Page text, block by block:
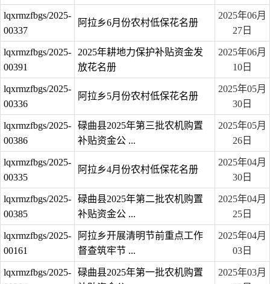
lqxrmzfbgs/2025-
00337
阿拉乡6月份农村低保花名册
2025年06月
27日
lqxrmzfbgs/2025-
00391
2025年耕地力保护补贴资金发
放花名册
2025年06月
10日
lqxrmzfbgs/2025-
00336
阿拉乡5月份农村低保花名册
2025年05月
30日
lqxrmzfbgs/2025-
00386
碌曲县2025年第三批农机购置
补贴资金公 ...
2025年05月
26日
lqxrmzfbgs/2025-
00335
阿拉乡4月份农村低保花名册
2025年04月
30日
lqxrmzfbgs/2025-
00385
碌曲县2025年第二批农机购置
补贴资金公 ...
2025年04月
25日
lqxrmzfbgs/2025-
00161
阿拉乡开展清明节前重点工作
督查筑牢节 ...
2025年04月
03日
lqxrmzfbgs/2025-
碌曲县2025年第一批农机购置
2025年03月